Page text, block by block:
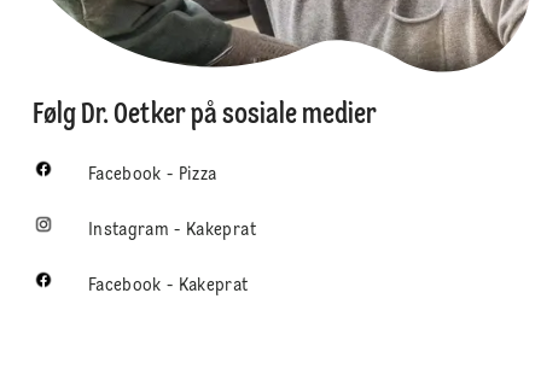
Følg Dr. Oetker på sosiale medier
Facebook - Pizza
Instagram - Kakeprat
Facebook - Kakeprat